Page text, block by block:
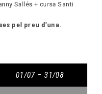
Sallés + cursa Santi
pel preu d'una.
01/07 – 31/08